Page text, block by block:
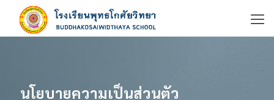
นโยบายความเป็นส่วนตัว